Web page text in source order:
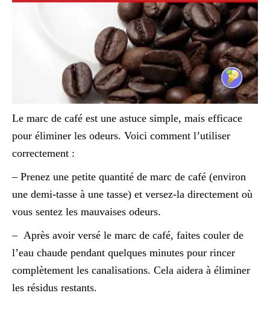
Le marc de café est une astuce simple, mais efficace
pour éliminer les odeurs. Voici comment l’utiliser
correctement :
– Prenez une petite quantité de marc de café (environ
une demi-tasse à une tasse) et versez-la directement où
vous sentez les mauvaises odeurs.
– Après avoir versé le marc de café, faites couler de
l’eau chaude pendant quelques minutes pour rincer
complètement les canalisations. Cela aidera à éliminer
les résidus restants.